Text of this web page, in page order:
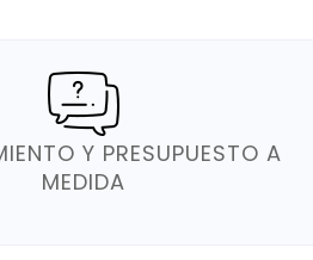
Y PRESUPUESTO A
MEDIDA